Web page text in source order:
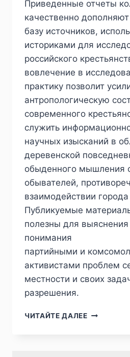
Приведенные отчеты
качественно
базу источников,
историками для
российского
вовлечение в
практику позволит
антропологическую
современного
служить
научных изысканий в
деревенской
обыденного мышления
обывателей,
взаимодействии
Публикуемые
полезны для выяснения
понимания
партийными и
активистами проблем
местности и своих
разрешения.
ЧИТАЙТЕ ДАЛЕЕПИЖ